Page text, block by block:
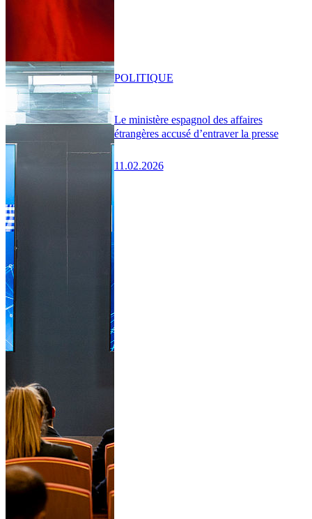
Le ministère espagnol des affaires
étrangères accusé d’entraver la presse
11.02.2026
POLITIQUE